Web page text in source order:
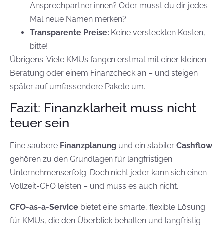
Ansprechpartner:innen? Oder musst du dir jedes
Mal neue Namen merken?
Transparente Preise: Keine versteckten Kosten,
bitte!
Übrigens: Viele KMUs fangen erstmal mit einer kleinen
Beratung oder einem Finanzcheck an – und steigen
später auf umfassendere Pakete um.
Fazit: Finanzklarheit muss nicht
teuer sein
Eine saubere Finanzplanung und ein stabiler Cashflow
gehören zu den Grundlagen für langfristigen
Unternehmenserfolg. Doch nicht jeder kann sich einen
Vollzeit-CFO leisten – und muss es auch nicht.
CFO-as-a-Service bietet eine smarte, flexible Lösung
für KMUs, die den Überblick behalten und langfristig